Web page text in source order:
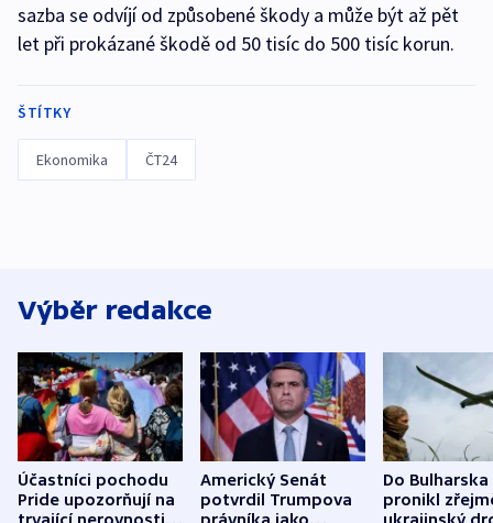
sazba se odvíjí od způsobené škody a může být až pět
let při prokázané škodě od 50 tisíc do 500 tisíc korun.
ŠTÍTKY
Ekonomika ČT24
Výběr redakce
Účastníci pochodu
Pride upozorňují na
Americký Senát
potvrdil Trumpova
Do Bulharska
pronikl